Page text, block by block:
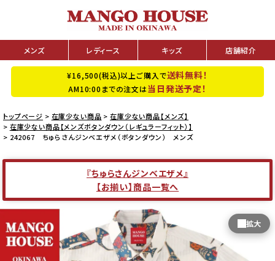
メンズ レディース キッズ 店舗紹介
¥16,500(税込)以上ご購入で送料無料！
AM10:00までの注文は当日発送予定！
トップページ 在庫少ない商品
在庫少ない商品【メンズ】
在庫少ない商品【メンズボタンダウン（レギュラーフィット）】
242067 ちゅらさんジンベエザメ（ボタンダウン） メンズ
『ちゅらさんジンベエザメ』
【お揃い】商品一覧へ